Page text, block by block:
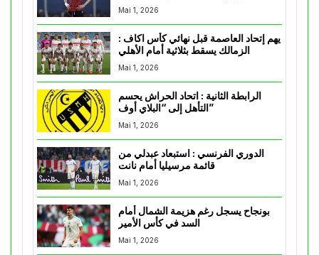
Mai 1, 2026
يهم إتحاد العاصمة قبل نهائي كأس اكاف :
Mai 1, 2026
الرابطة الثانية : اتحاد الحراش يحسم
التأهل إلى “البلاي أوف”
Mai 1, 2026
الدوري الفرنسي : استبعاد عبدلي من
قائمة مرسيليا أمام نانت
Mai 1, 2026
بونجاح يسجل رغم هزيمة الشمال أمام
السد في كأس الأمير
Mai 1, 2026